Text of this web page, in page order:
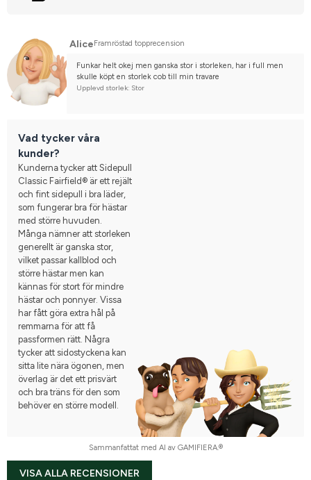
Alice Framröstad topprecension
Funkar helt okej men ganska stor i storleken, har i full men
skulle köpt en storlek cob till min travare
Upplevd storlek: Stor
Vad tycker våra
kunder?
Kunderna tycker att Sidepull
Classic Fairfield® är ett rejält
och fint sidepull i bra läder,
som fungerar bra för hästar
med större huvuden.
Många nämner att storleken
generellt är ganska stor,
vilket passar kallblod och
större hästar men kan
kännas för stort för mindre
hästar och ponnyer. Vissa
har fått göra extra hål på
remmarna för att få
passformen rätt. Några
tycker att sidostyckena kan
sitta lite nära ögonen, men
överlag är det ett prisvärt
och bra träns för den som
behöver en större modell.
Sammanfattat med AI av GAMIFIERA.®
VISA ALLA RECENSIONER